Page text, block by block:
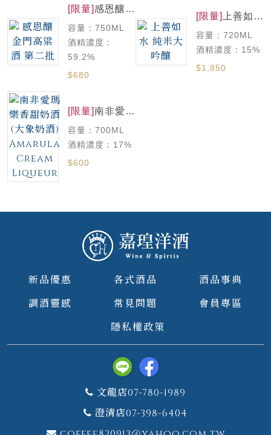
[限量] 感恩釀
二批
容量：750ML
酒精濃度：
59.2%
$680
[限量]
上善如水
容量：720ML
酒精濃度：15%
$1,850
[限量]南非愛瑪
象奶酒)
Amarula
Liqueur
容量：700ML
酒精濃度：17%
$600
新品優惠 各式酒品
酒品事典
調酒靈感
常見問題
會員專區
隱私權政策
文龍店07-780-1989
澄清店07-398-6404